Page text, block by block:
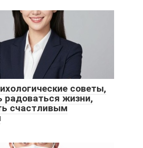
советы,
радоваться жизни,
счастливым